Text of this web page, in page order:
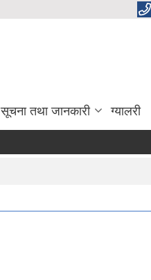
सूचना तथा जानकारी ग्यालरी